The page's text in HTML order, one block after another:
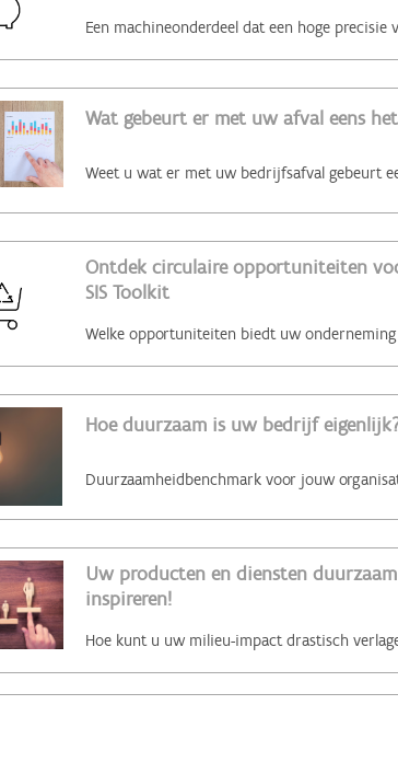
Wat gebeurt er met uw afval eens
Ontdek circulaire opportuniteiten
SIS Toolkit
Hoe duurzaam is uw bedrijf
Uw producten en diensten
inspireren!